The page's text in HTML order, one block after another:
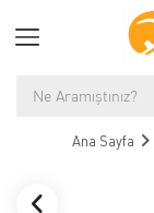
Ana Sayfa